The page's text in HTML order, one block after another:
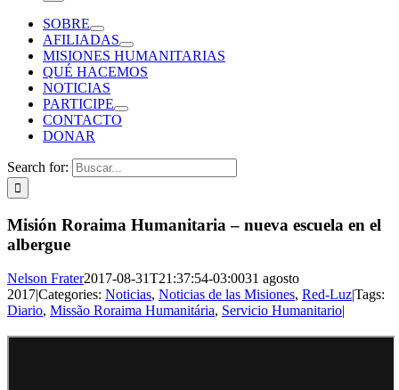
SOBRE
AFILIADAS
MISIONES HUMANITARIAS
QUÉ HACEMOS
NOTICIAS
PARTICIPE
CONTACTO
DONAR
Search for:
Misión Roraima Humanitaria – nueva escuela en el
albergue
Nelson Frater2017-08-31T21:37:54-03:0031 agosto
2017|Categories: Noticias, Noticias de las Misiones, Red-Luz|Tags:
Diario, Missão Roraima Humanitária, Servicio Humanitario|